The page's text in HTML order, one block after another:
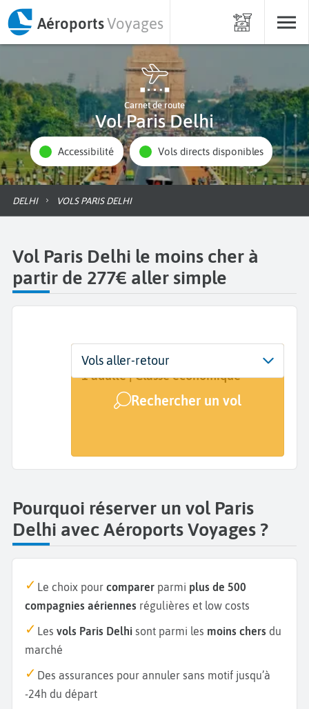
AéroportsVoyages
Carnet de route
Vol Paris Delhi
Accessibilité Vols directs disponibles
DELHI VOLS PARIS DELHI
Vol Paris Delhi le moins cher à
partir de 277€ aller simple
Départ
Paris (PAR)
Dates
Dates de votre voyage
Voyageurs | Classe
1 adulte | Classe économique
Rechercher un vol
Vols aller-retour
Pourquoi réserver un vol Paris
Delhi avec Aéroports Voyages ?
Le choix pour comparer parmi plus de 500
compagnies aériennes régulières et low costs
Les vols Paris Delhi sont parmi les moins chers du
marché
Des assurances pour annuler sans motif jusqu’à
-24h du départ